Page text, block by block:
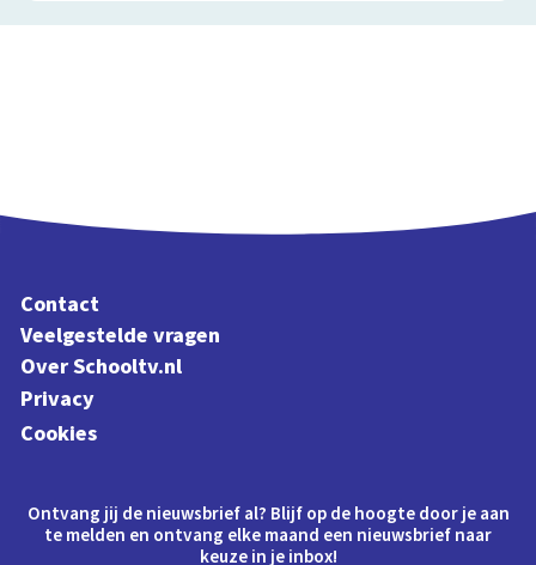
Contact
Veelgestelde vragen
Over Schooltv.nl
Privacy
Cookies
Ontvang jij de nieuwsbrief al? Blijf op de hoogte door je aan
te melden en ontvang elke maand een nieuwsbrief naar
keuze in je inbox!